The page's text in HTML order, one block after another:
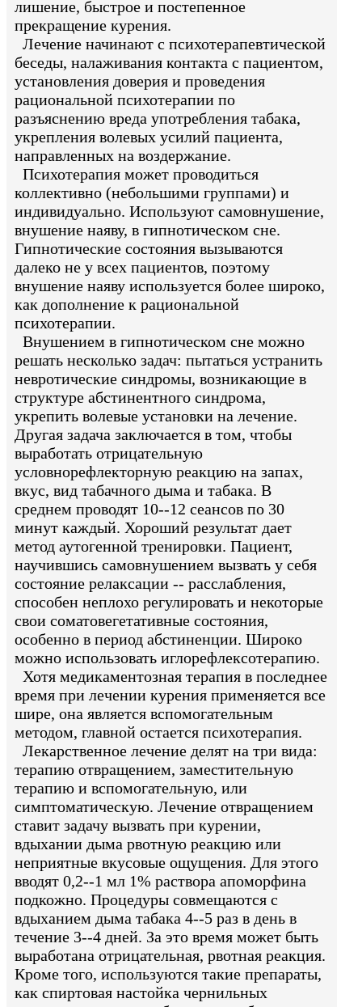
лишение, быстрое и постепенное
прекращение курения.
Лечение начинают с психотерапевтической
беседы, налаживания контакта с пациентом,
установления доверия и проведения
рациональной психотерапии по
разъяснению вреда употребления табака,
укрепления волевых усилий пациента,
направленных на воздержание.
Психотерапия может проводиться
коллективно (небольшими группами) и
индивидуально. Используют самовнушение,
внушение наяву, в гипнотическом сне.
Гипнотические состояния вызываются
далеко не у всех пациентов, поэтому
внушение наяву используется более широко,
как дополнение к рациональной
психотерапии.
Внушением в гипнотическом сне можно
решать несколько задач: пытаться устранить
невротические синдромы, возникающие в
структуре абстинентного синдрома,
укрепить волевые установки на лечение.
Другая задача заключается в том, чтобы
выработать отрицательную
условнорефлекторную реакцию на запах,
вкус, вид табачного дыма и табака. В
среднем проводят 10--12 сеансов по 30
минут каждый. Хороший результат дает
метод аутогенной тренировки. Пациент,
научившись самовнушением вызвать у себя
состояние релаксации -- расслабления,
способен неплохо регулировать и некоторые
свои соматовегетативные состояния,
особенно в период абстиненции. Широко
можно использовать иглорефлексотерапию.
Хотя медикаментозная терапия в последнее
время при лечении курения применяется все
шире, она является вспомогательным
методом, главной остается психотерапия.
Лекарственное лечение делят на три вида:
терапию отвращением, заместительную
терапию и вспомогательную, или
симптоматическую. Лечение отвращением
ставит задачу вызвать при курении,
вдыхании дыма рвотную реакцию или
неприятные вкусовые ощущения. Для этого
вводят 0,2--1 мл 1% раствора апоморфина
подкожно. Процедуры совмещаются с
вдыханием дыма табака 4--5 раз в день в
течение 3--4 дней. За это время может быть
выработана отрицательная, рвотная реакция.
Кроме того, используются такие препараты,
как спиртовая настойка чернильных